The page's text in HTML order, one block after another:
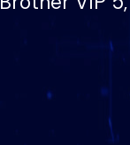
banori i parë
dhe humb
të fituar